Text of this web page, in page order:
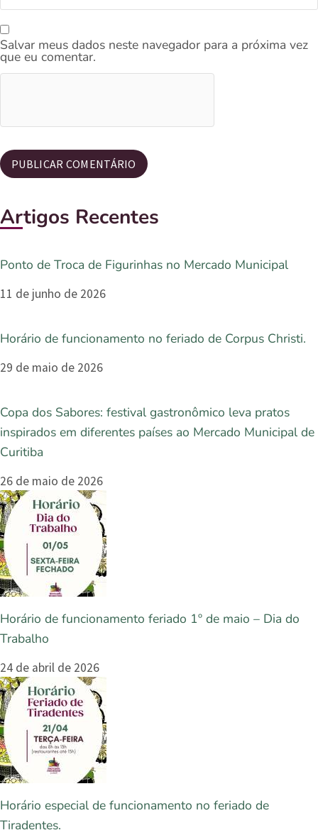
Salvar meus dados neste navegador para a próxima vez
que eu comentar.
Artigos Recentes
Ponto de Troca de Figurinhas no Mercado Municipal
11 de junho de 2026
Horário de funcionamento no feriado de Corpus Christi.
29 de maio de 2026
Copa dos Sabores: festival gastronômico leva pratos
inspirados em diferentes países ao Mercado Municipal de
Curitiba
26 de maio de 2026
Horário de funcionamento feriado 1º de maio – Dia do
Trabalho
24 de abril de 2026
Horário especial de funcionamento no feriado de
Tiradentes.